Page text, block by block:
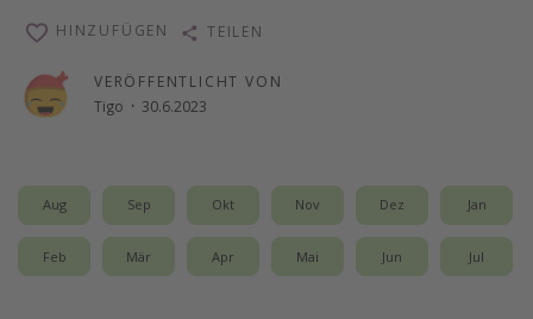
Digital Nomad Tipps
Beste Reiseziele 20225
VERÖFFENTLICHT VON
Tigo · 30.6.2023
HINZUFÜGEN TEILEN
Aug Sep Okt Nov Dez Jan
Feb Mär Apr Mai Jun Jul